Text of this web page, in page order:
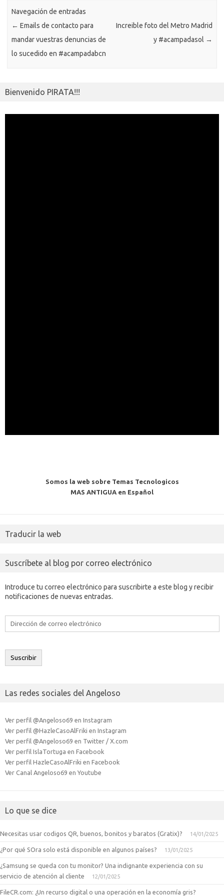
i
ti
r
Navegación de entradas
← Emails de contacto para
mandar vuestras denuncias de
lo sucedido en #acampadabcn
Increible foto del Metro Madrid
y #acampadasol →
Bienvenido PIRATA!!!
Somos la web sobre Temas Tecnologicos
MAS ANTIGUA en Español
Traducir la web
Suscríbete al blog por correo electrónico
Introduce tu correo electrónico para suscribirte a este blog y recibir
notificaciones de nuevas entradas.
Dirección
electrónico
Suscribir
Las redes sociales del Angeloso
Ver perfil @Angeloso69 en Instagram
Ver perfil @HazleCasoAlFriki en Instagram
Ver perfil @Angeloso69 en Twitter / X.com
Ver perfil IslaTortuga en Facebook
Ver perfil HazleCasoAlFriki en Facebook
Ver Canal Angeloso69 en Youtube
Lo que se dice
Necesitas usar codigos QR, buenos, bonitos y baratos (Gratix)? 14/01/2025
¿Por qué SOra solo está disponible en algunos países? 13/01/2025
¿Samsung se queda con tu monitor? Una indignante experiencia con su
servicio de atención al cliente
12/01/2025
FileCR.com: ¿Un recurso digital o una operación en la economía gris?